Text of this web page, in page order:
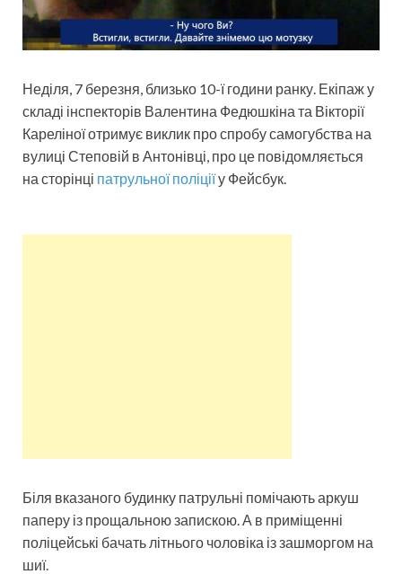
Неділя, 7 березня, близько 10-ї години ранку. Екіпаж у
складі інспекторів Валентина Федюшкіна та Вікторії
Кареліної отримує виклик про спробу самогубства на
вулиці Степовій в Антонівці, про це повідомляється
на сторінці патрульної поліціїу Фейсбук.
Біля вказаного будинку патрульні помічають аркуш
паперу із прощальною запискою. А в приміщенні
поліцейські бачать літнього чоловіка із зашморгом на
шиї.